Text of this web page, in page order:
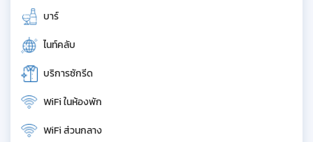
บาร์
ไนท์คลับ
บริการซักรีด
WiFi ในห้องพัก
WiFi ส่วนกลาง